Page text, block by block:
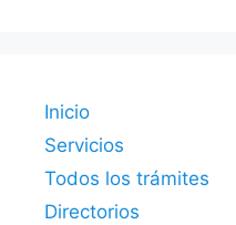
Inicio
Servicios
Todos los trámites
Directorios